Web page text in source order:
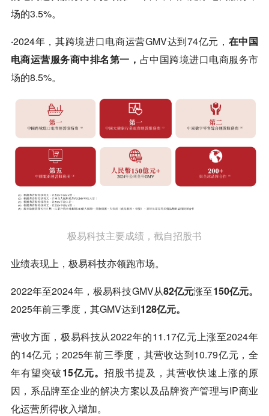
场的3.5%。
·2024年，其跨境进口电商运营GMV达到74亿元， 在中国
电商运营服务商中排名第一， 占中国跨境进口电商服务市
场的8.5%。
极易科技主要成绩，截自招股书
业绩表现上，极易科技亦领跑市场。
2022年至2024年，极易科技GMV从82亿元涨至150亿元。
2025年前三季度，其GMV达到128亿元。
营收方面，极易科技从2022年的11.17亿元上涨至2024年
的14亿元；2025年前三季度，其营收达到10.79亿元，全
年有望突破15亿元。招股书提及，其营收快速上涨的原
因，系品牌至企业的解决方案以及品牌资产管理与IP商业
化运营所得收入增加。